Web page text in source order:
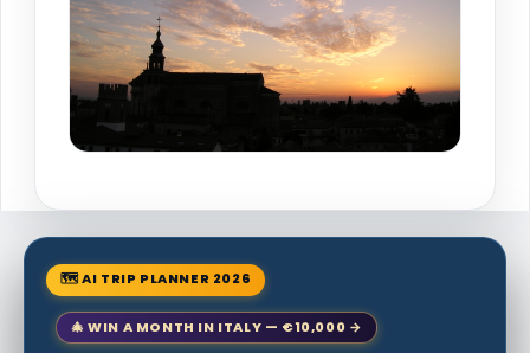
🗺 AI TRIP PLANNER 2026
🎄 WIN A MONTH IN ITALY — €10,000 →